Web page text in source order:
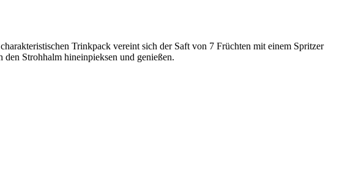
Trinkpack vereint sich der Saft von 7 Früchten mit einem Spritzer
Strohhalm hineinpieksen und genießen.